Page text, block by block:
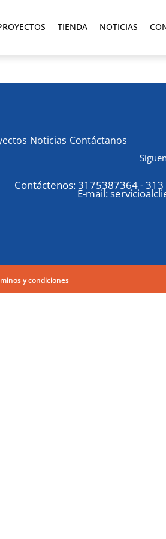
TIENDA NOTICIAS
Noticias Contáctanos
Contáctenos:3175387364-313
E-mail:
y condiciones